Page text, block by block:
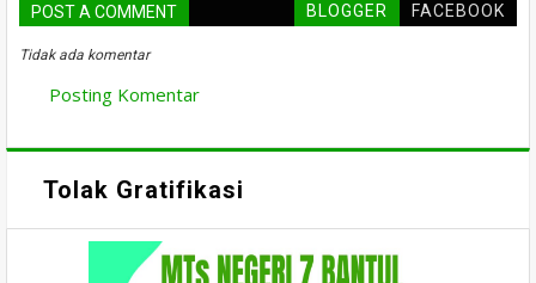
POST A COMMENT BLOGGER FACEBOOK
Tidak ada komentar
Posting Komentar
Tolak Gratifikasi